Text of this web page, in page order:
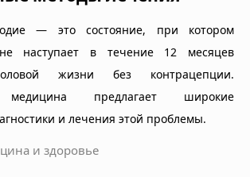
— это состояние, при котором
наступает в течение 12 месяцев
жизни без контрацепции.
медицина предлагает широкие
и лечения этой проблемы.
и здоровье